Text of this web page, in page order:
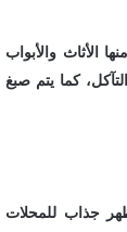
الأثاث والأبواب
كما يتم صبغ
جذاب للمحلات